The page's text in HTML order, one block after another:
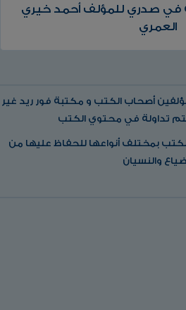
في صدري للمؤلف أحمد خيري
العمري
أصحاب الكتب و مكتبة فور ريد غير
تداولة في محتوي الكتب
بمختلف أنواعها للحفاظ عليها من
والنسيان